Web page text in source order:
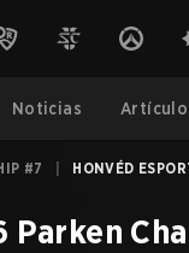
Noticias
#7 HONVÉD
Parken